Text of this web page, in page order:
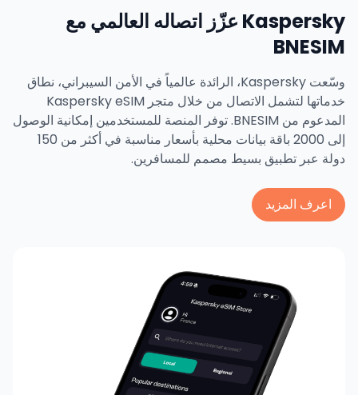
Kaspersky عزّز اتصاله العالمي مع
BNESIM
وسّعت Kaspersky، الرائدة عالمياً في الأمن السيبراني، نطاق
خدماتها لتشمل الاتصال من خلال متجر Kaspersky eSIM
المدعوم من BNESIM. توفر المنصة للمستخدمين إمكانية الوصول
إلى 2000 باقة بيانات محلية بأسعار مناسبة في أكثر من 150
دولة عبر تطبيق بسيط مصمم للمسافرين.
اعرف المزيد